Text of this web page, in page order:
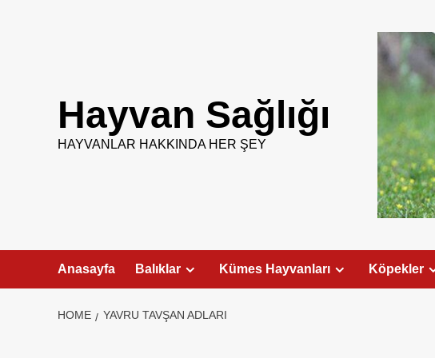
Hayvan Sağlığı
HAYVANLAR HAKKINDA HER ŞEY
Anasayfa Balıklar Kümes Hayvanları Köpekler
HOME YAVRU TAVŞAN ADLARI